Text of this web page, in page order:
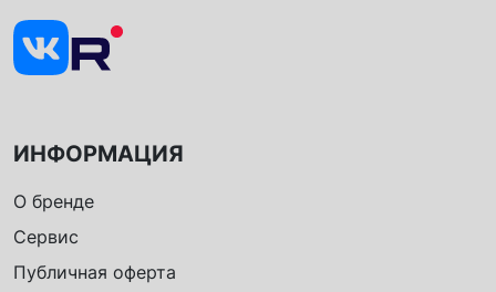
ИНФОРМАЦИЯ
О бренде
Сервис
Публичная оферта